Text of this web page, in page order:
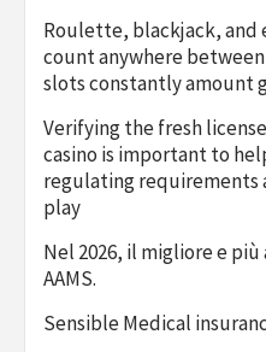
Roulette, blackjack, and
count anywhere
slots constantly amount
Verifying the fresh
casino is important to
regulating requirements
play
Nel 2026, il migliore e
AAMS.
Sensible Medical